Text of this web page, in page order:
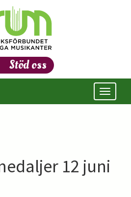
Stöd oss
Öppna/
meny
12 juni